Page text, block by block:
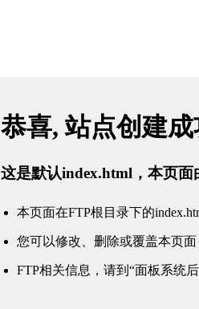
恭喜, 站点创建
这是默认index.html，本页面
本页面在FTP根目录下的
您可以修改、删除或覆盖本页面
FTP相关信息，请到“面板系统